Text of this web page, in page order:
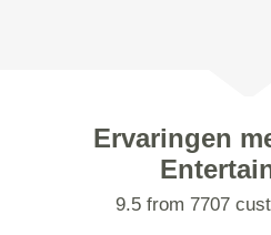
Ervaringen
9.5 from 7707